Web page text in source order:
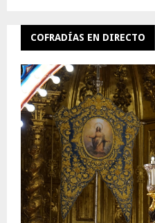
COFRADÍAS EN DIRECTO